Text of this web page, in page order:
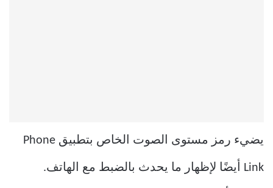
يضيء رمز مستوى الصوت الخاص بتطبيق Phone
Link أيضًا لإظهار ما يحدث بالضبط مع الهاتف.